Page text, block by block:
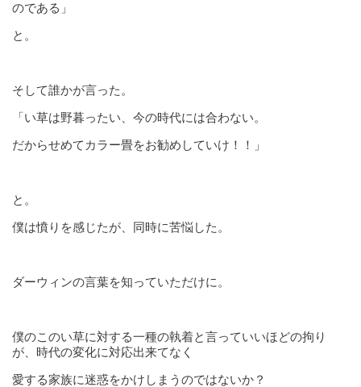
のである」
と。
そして誰かが言った。
「い草は野暮ったい、今の時代には合わない。
だからせめてカラー畳をお勧めしていけ！！」
と。
僕は憤りを感じたが、同時に苦悩した。
ダーウィンの言葉を知っていただけに。
僕のこのい草に対する一種の執着と言っていいほどの拘り
が、時代の変化に対応出来てなく
愛する家族に迷惑をかけしまうのではないか？